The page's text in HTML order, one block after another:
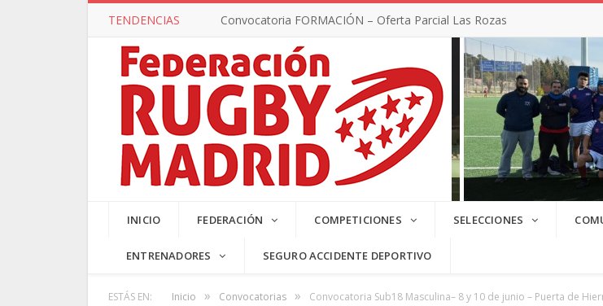
TENDENCIAS Convocatoria FORMACIÓN – Oferta Parcial Las Rozas
SUB17 MASC 2025/2026
INICIO FEDERACIÓN COMPETICIONES SELECCIONES
ENTRENADORES SEGURO ACCIDENTE DEPORTIVO
ESTÁS EN: Inicio » Convocatorias » Convocatoria Sub18 Masculina– 8 y 10 de junio – Puerta de